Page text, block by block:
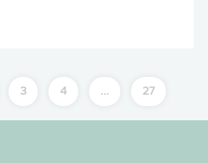
3 4 … 27